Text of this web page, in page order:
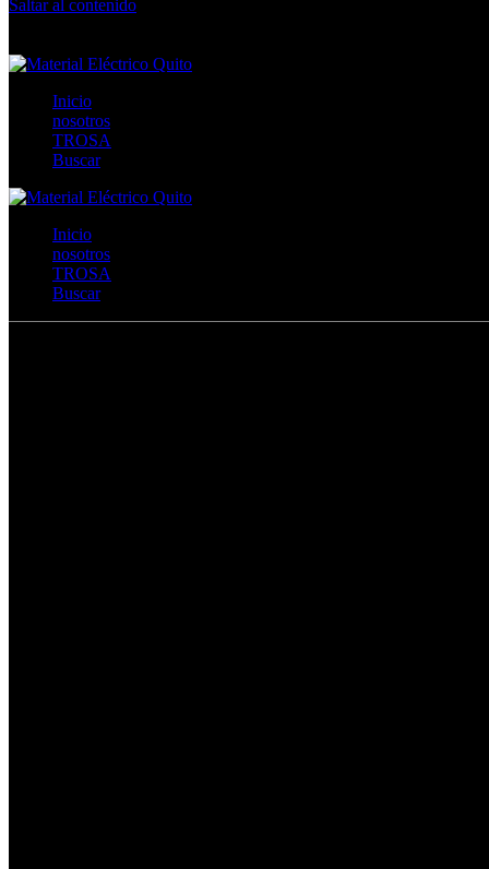
Saltar al contenido
Inicio
nosotros
TROSA
Buscar
Inicio
nosotros
TROSA
Buscar